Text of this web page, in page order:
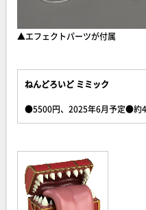
▲エフェクトパーツが付属
ねんどろいど ミミック
●5500円、2025年6月予定●約